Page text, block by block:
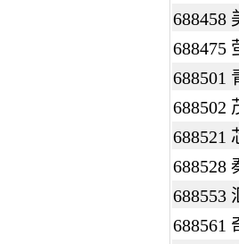
688458
688475
688501
688502
688521
688528
688553
688561